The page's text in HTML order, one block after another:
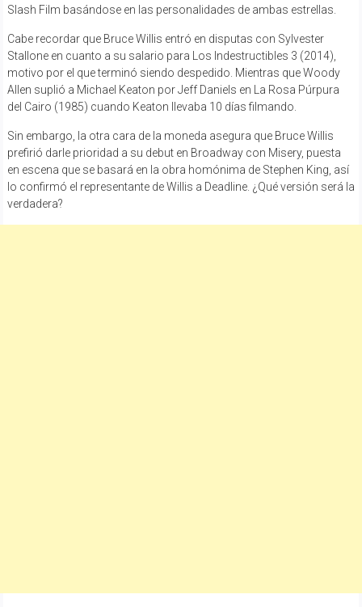
Slash Film basándose en las personalidades de ambas estrellas.
Cabe recordar que Bruce Willis entró en disputas con Sylvester
Stallone en cuanto a su salario para Los Indestructibles 3 (2014),
motivo por el que terminó siendo despedido. Mientras que Woody
Allen suplió a Michael Keaton por Jeff Daniels en La Rosa Púrpura
del Cairo (1985) cuando Keaton llevaba 10 días filmando.
Sin embargo, la otra cara de la moneda asegura que Bruce Willis
prefirió darle prioridad a su debut en Broadway con Misery, puesta
en escena que se basará en la obra homónima de Stephen King, así
lo confirmó el representante de Willis a Deadline. ¿Qué versión será la
verdadera?